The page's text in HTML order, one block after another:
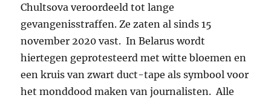
Chultsova veroordeeld tot lange
gevangenisstraffen. Ze zaten al sinds 15
november 2020 vast. In Belarus wordt
hiertegen geprotesteerd met witte bloemen en
een kruis van zwart duct-tape als symbool voor
het monddood maken van journalisten. Alle